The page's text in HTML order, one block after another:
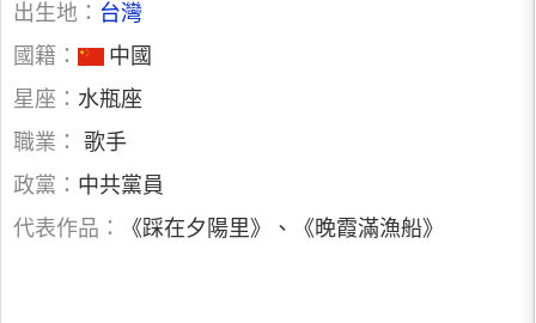
出生地： 台灣
國籍：
中國
星座： 水瓶座
職業： 歌手
政黨： 中共黨員
代表作品：
《踩在夕陽里》、《晚霞滿漁船》